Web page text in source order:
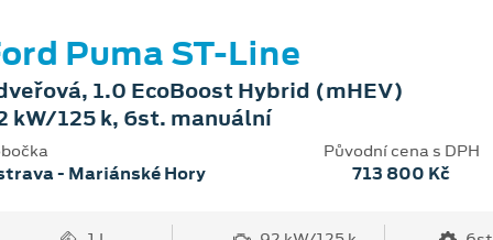
Puma ST-Line
1.0 EcoBoost Hybrid (mHEV)
kW/125 k, 6st. manuální
- Mariánské Hory
Původní cena s DPH
713 800 Kč